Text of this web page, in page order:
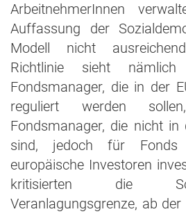
ArbeitnehmerInnen
Auffassung der
Modell nicht
Richtlinie sieht
Fondsmanager, die in der
reguliert werden
Fondsmanager, die nicht in
sind, jedoch für
europäische Investoren
kritisierten die
Veranlagungsgrenze, ab